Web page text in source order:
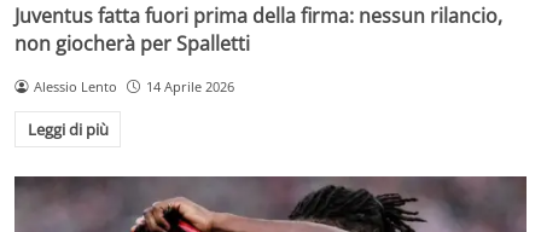
Juventus fatta fuori prima della firma: nessun rilancio,
non giocherà per Spalletti
Alessio Lento 14 Aprile 2026
Leggi di più